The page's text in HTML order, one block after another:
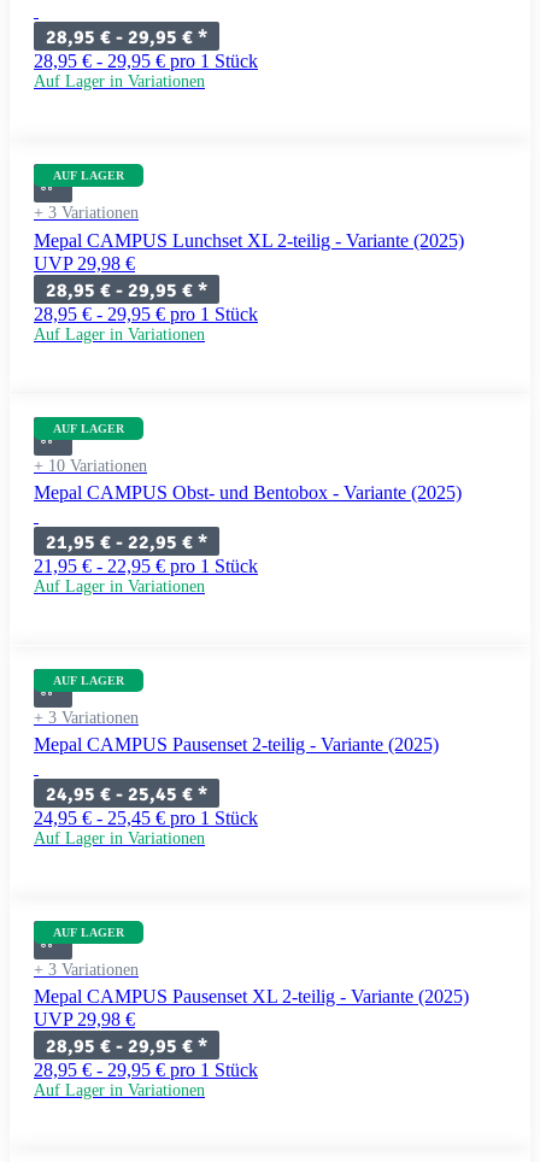
28,95 € - 29,95 € *
28,95 € - 29,95 € pro 1 Stück
Auf Lager in Variationen
AUF LAGER
+ 3 Variationen
Mepal CAMPUS Lunchset XL 2-teilig - Variante (2025)
UVP 29,98 €
28,95 € - 29,95 € *
28,95 € - 29,95 € pro 1 Stück
Auf Lager in Variationen
AUF LAGER
+ 10 Variationen
Mepal CAMPUS Obst- und Bentobox - Variante (2025)
21,95 € - 22,95 € *
21,95 € - 22,95 € pro 1 Stück
Auf Lager in Variationen
AUF LAGER
+ 3 Variationen
Mepal CAMPUS Pausenset 2-teilig - Variante (2025)
24,95 € - 25,45 € *
24,95 € - 25,45 € pro 1 Stück
Auf Lager in Variationen
AUF LAGER
+ 3 Variationen
Mepal CAMPUS Pausenset XL 2-teilig - Variante (2025)
UVP 29,98 €
28,95 € - 29,95 € *
28,95 € - 29,95 € pro 1 Stück
Auf Lager in Variationen